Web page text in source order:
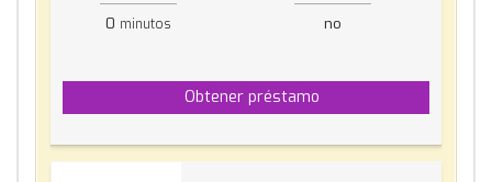
0 minutos no
Obtener préstamo